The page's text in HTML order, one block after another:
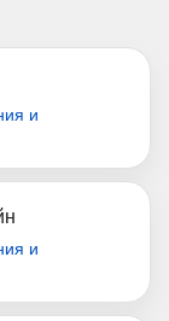
и
и